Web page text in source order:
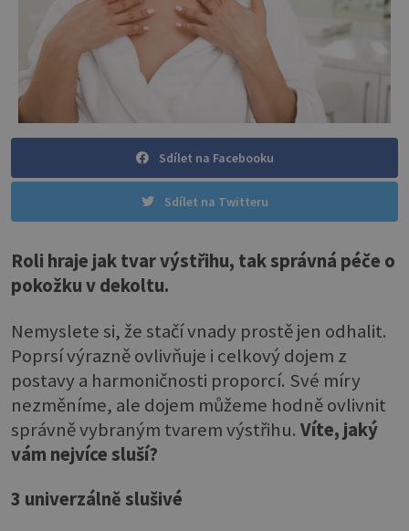
Sdílet na Facebooku
Sdílet na Twitteru
Roli hraje jak tvar výstřihu, tak správná péče o
pokožku v dekoltu.
Nemyslete si, že stačí vnady prostě jen odhalit.
Poprsí výrazně ovlivňuje i celkový dojem z
postavy a harmoničnosti proporcí. Své míry
nezměníme, ale dojem můžeme hodně ovlivnit
správně vybraným tvarem výstřihu. Víte, jaký
vám nejvíce sluší?
3 univerzálně slušivé